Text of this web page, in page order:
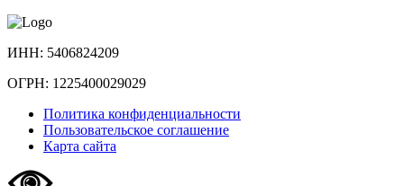
ИНН: 5406824209
ОГРН: 1225400029029
Политика конфиденциальности
Пользовательское соглашение
Карта сайта